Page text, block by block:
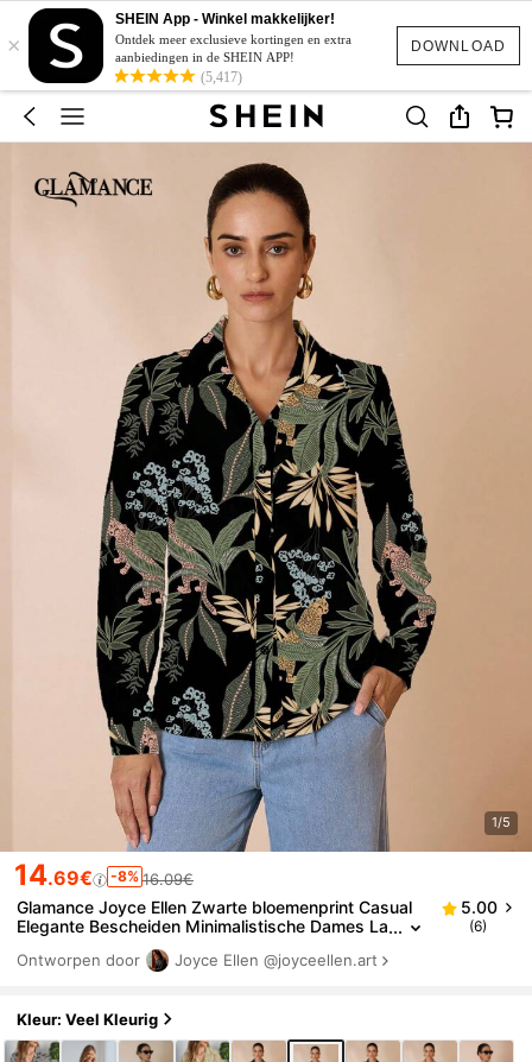
DOWNLOAD
×
SHEIN App - Winkel makkelijker!
Ontdek meer exclusieve kortingen en extra
aanbiedingen in de SHEIN APP!
(5,417)
1/5
14.69€ -8% 16.09€
Glamance Joyce Ellen Zwarte bloemenprint Casual
Elegante Bescheiden Minimalistische Dames La
nge Mouw Kraag Shirt, Geschikt voor Dagelijks,
Werk, Uitjes, Kantoor, Reizen, Lerarendag, Boheems
5.00
(6)
Ontworpen door Joyce Ellen @joyceellen.art
Kleur: Veel Kleurig